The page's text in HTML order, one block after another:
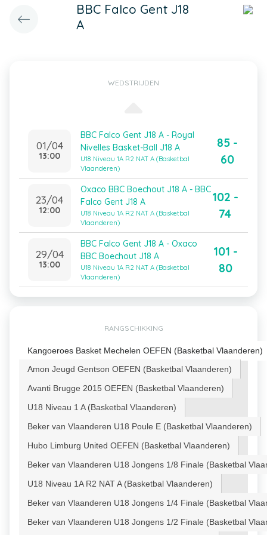
BBC Falco Gent J18
A
WEDSTRIJDEN
01/04
13:00
BBC Falco Gent J18 A - Royal
Nivelles Basket-Ball J18 A
U18 Niveau 1A R2 NAT A (Basketbal
Vlaanderen)
85 -
60
23/04
12:00
Oxaco BBC Boechout J18 A - BBC
Falco Gent J18 A
U18 Niveau 1A R2 NAT A (Basketbal
Vlaanderen)
102 -
74
29/04
13:00
BBC Falco Gent J18 A - Oxaco
BBC Boechout J18 A
U18 Niveau 1A R2 NAT A (Basketbal
Vlaanderen)
101 -
80
RANGSCHIKKING
Kangoeroes Basket Mechelen OEFEN (Basketbal Vlaanderen)
Amon Jeugd Gentson OEFEN (Basketbal Vlaanderen)
Avanti Brugge 2015 OEFEN (Basketbal Vlaanderen)
U18 Niveau 1 A (Basketbal Vlaanderen)
Beker van Vlaanderen U18 Poule E (Basketbal Vlaanderen)
Hubo Limburg United OEFEN (Basketbal Vlaanderen)
Beker van Vlaanderen U18 Jongens 1/8 Finale (Basketbal
U18 Niveau 1A R2 NAT A (Basketbal Vlaanderen)
Beker van Vlaanderen U18 Jongens 1/4 Finale (Basketbal
Beker van Vlaanderen U18 Jongens 1/2 Finale (Basketbal